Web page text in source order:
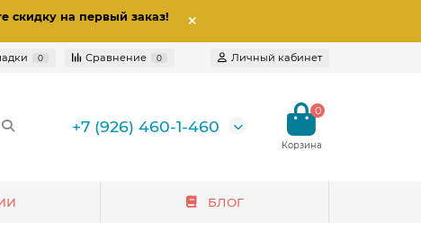
скидку на первый заказ!
0 Сравнение 0 Личный кабинет
+7 (926) 460-1-460
0
БЛОГ